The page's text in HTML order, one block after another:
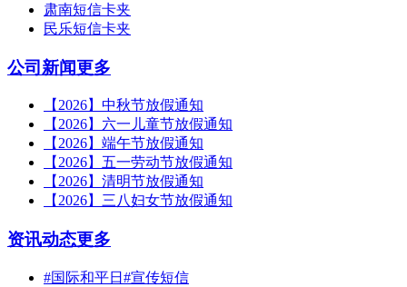
肃南短信卡夹
民乐短信卡夹
公司新闻更多
【2026】中秋节放假通知
【2026】六一儿童节放假通知
【2026】端午节放假通知
【2026】五一劳动节放假通知
【2026】清明节放假通知
【2026】三八妇女节放假通知
资讯动态更多
#国际和平日#宣传短信